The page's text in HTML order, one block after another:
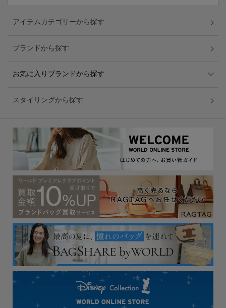
アイテムカテゴリーから探す
ブランドから探す
お気に入りブランドから探す
スタイリングから探す